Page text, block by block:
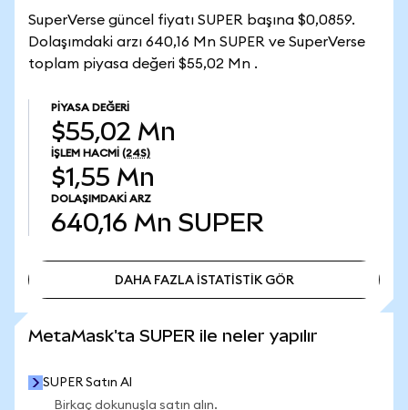
SuperVerse güncel fiyatı SUPER başına $0,0859.
Dolaşımdaki arzı 640,16 Mn SUPER ve SuperVerse
toplam piyasa değeri $55,02 Mn .
PIYASA DEĞERI
$55,02 Mn
İŞLEM HACMI (24S)
$1,55 Mn
DOLAŞIMDAKI ARZ
640,16 Mn SUPER
DAHA FAZLA İSTATİSTİK GÖR
MetaMask'ta SUPER ile neler yapılır
SUPER Satın Al
Birkaç dokunuşla satın alın.